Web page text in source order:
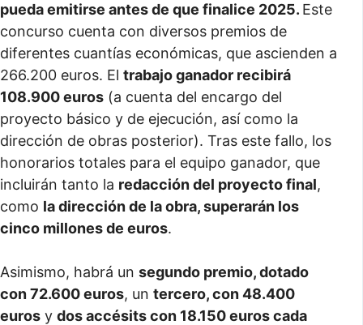
pueda emitirse antes de que finalice 2025. Este
concurso cuenta con diversos premios de
diferentes cuantías económicas, que ascienden a
266.200 euros. El trabajo ganador recibirá
108.900 euros (a cuenta del encargo del
proyecto básico y de ejecución, así como la
dirección de obras posterior). Tras este fallo, los
honorarios totales para el equipo ganador, que
incluirán tanto la redacción del proyecto final,
como la dirección de la obra, superarán los
cinco millones de euros.
Asimismo, habrá un segundo premio, dotado
con 72.600 euros, un tercero, con 48.400
euros y dos accésits con 18.150 euros cada